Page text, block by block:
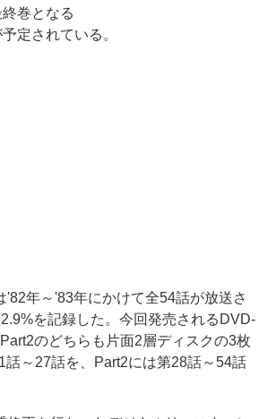
巻となる
定されている。
年～'83年にかけて全54話が放送さ
を記録した。今回発売されるDVD-
のどちらも片面2層ディスクの3枚
話～27話を、Part2には第28話～54話